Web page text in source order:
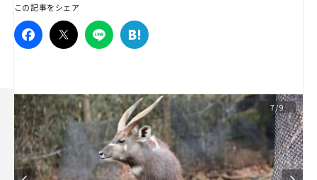
この記事をシェア
7/9
Series
Campaign
スズキ ジムニー｜Suzuki Jimny
スズキ｜Suzuki
マツダ｜Mazda
マツダ ロードスター｜Mazda Roadster